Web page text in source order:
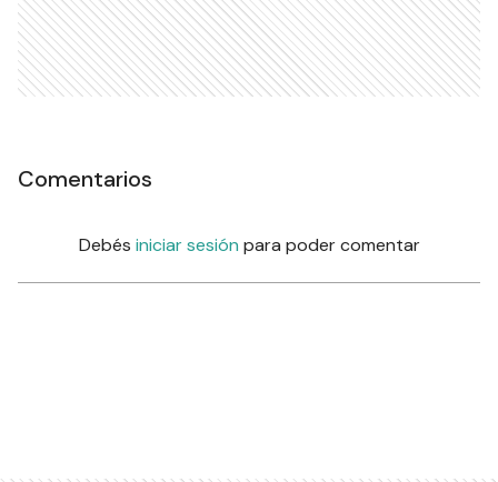
Comentarios
Debés iniciar sesión para poder comentar